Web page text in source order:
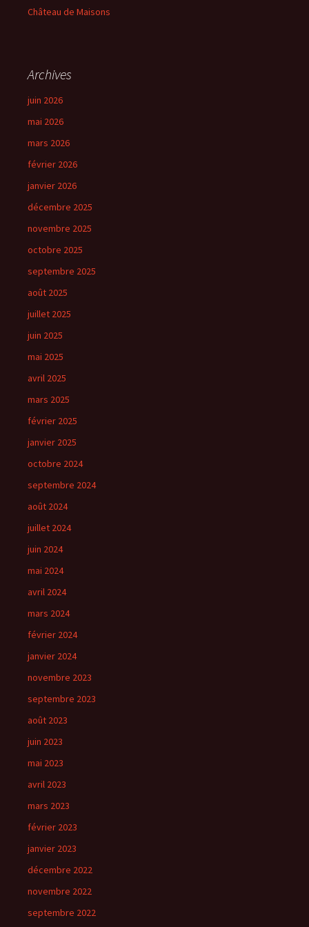
Château de Maisons
Archives
juin 2026
mai 2026
mars 2026
février 2026
janvier 2026
décembre 2025
novembre 2025
octobre 2025
septembre 2025
août 2025
juillet 2025
juin 2025
mai 2025
avril 2025
mars 2025
février 2025
janvier 2025
octobre 2024
septembre 2024
août 2024
juillet 2024
juin 2024
mai 2024
avril 2024
mars 2024
février 2024
janvier 2024
novembre 2023
septembre 2023
août 2023
juin 2023
mai 2023
avril 2023
mars 2023
février 2023
janvier 2023
décembre 2022
novembre 2022
septembre 2022